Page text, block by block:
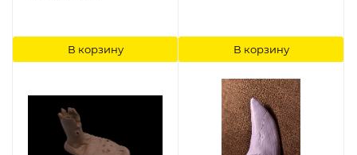
В корзину В корзину